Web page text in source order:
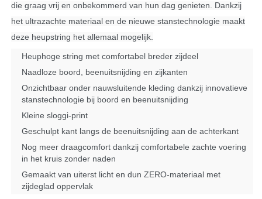
die graag vrij en onbekommerd van hun dag genieten. Dankzij
het ultrazachte materiaal en de nieuwe stanstechnologie maakt
deze heupstring het allemaal mogelijk.
Heuphoge string met comfortabel breder zijdeel
Naadloze boord, beenuitsnijding en zijkanten
Onzichtbaar onder nauwsluitende kleding dankzij innovatieve
stanstechnologie bij boord en beenuitsnijding
Kleine sloggi-print
Geschulpt kant langs de beenuitsnijding aan de achterkant
Nog meer draagcomfort dankzij comfortabele zachte voering
in het kruis zonder naden
Gemaakt van uiterst licht en dun ZERO-materiaal met
zijdeglad oppervlak